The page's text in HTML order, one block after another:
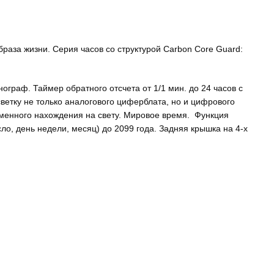
жизни. Серия часов со структурой Carbon Core Guard:
Таймер обратного отсчета от 1/1 мин. до 24 часов с
не только аналогового циферблата, но и цифрового
нахождения на свету. Мировое время. Функция
день недели, месяц) до 2099 года. Задняя крышка на 4-х